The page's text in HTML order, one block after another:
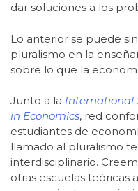
dar soluciones a los
Lo anterior se puede
pluralismo en la
sobre lo que la
Junto a la International
in Economics, red
estudiantes de
llamado al pluralismo
interdisciplinario.
otras escuelas teóricas